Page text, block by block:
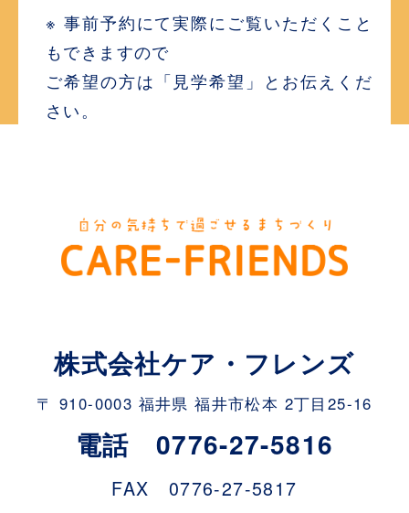
※ 事前予約にて実際にご覧いただくこと
もできますので
ご希望の方は「見学希望」とお伝えくだ
さい。
株式会社ケア・フレンズ
〒 910-0003 福井県 福井市松本 2丁目25-16
電話 0776-27-5816
FAX 0776-27-5817